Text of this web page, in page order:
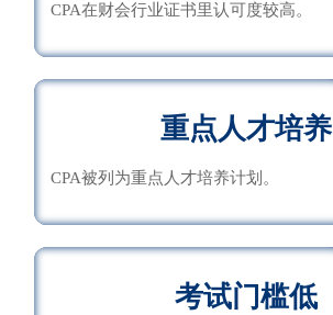
CPA在财会行业证书里认可度较高。
重点人才培养
CPA被列为重点人才培养计划。
考试门槛低